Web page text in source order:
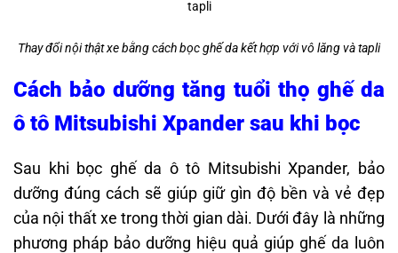
Thay đổi nội thật xe bằng cách bọc ghế da kết hợp với vô lăng và tapli
Cách bảo dưỡng tăng tuổi thọ ghế da
ô tô Mitsubishi Xpander sau khi bọc
Sau khi bọc ghế da ô tô Mitsubishi Xpander, bảo
dưỡng đúng cách sẽ giúp giữ gìn độ bền và vẻ đẹp
của nội thất xe trong thời gian dài. Dưới đây là những
phương pháp bảo dưỡng hiệu quả giúp ghế da luôn